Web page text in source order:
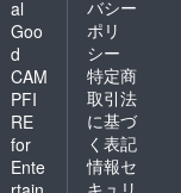
al
Goo
d
CAM
PFI
RE
for
Ente
バシー
ポリ
シー
特定商
取引法
に基づ
く表記
情報セ